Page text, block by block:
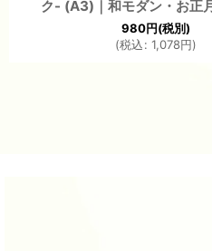
ク- (A3)｜和モダン・お正
980円(税別)
(税込: 1,078円)